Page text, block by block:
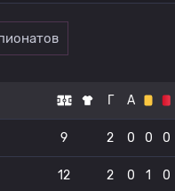
Г А
9 2 0 0 0
12 2 0 1 0